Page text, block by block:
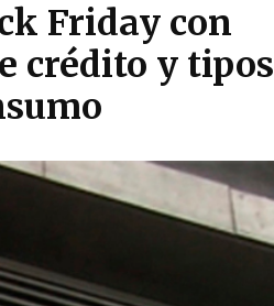
Friday con
crédito y tipos